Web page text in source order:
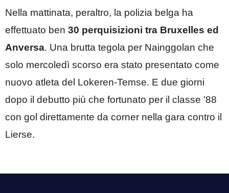
Nella mattinata, peraltro, la polizia belga ha
effettuato ben 30 perquisizioni tra Bruxelles ed
Anversa. Una brutta tegola per Nainggolan che
solo mercoledì scorso era stato presentato come
nuovo atleta del Lokeren-Temse. E due giorni
dopo il debutto più che fortunato per il classe ’88
con gol direttamente da corner nella gara contro il
Lierse.